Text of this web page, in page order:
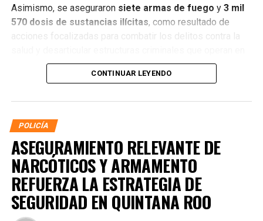
Asimismo, se aseguraron siete armas de fuego y 3 mil
570 dosis de sustancias ilícitas, como resultado de
acciones focalizadas para combatir los delitos contra la
distintos municipios.
CONTINUAR LEYENDO
POLICÍA
ASEGURAMIENTO RELEVANTE DE
NARCÓTICOS Y ARMAMENTO
REFUERZA LA ESTRATEGIA DE
SEGURIDAD EN QUINTANA ROO